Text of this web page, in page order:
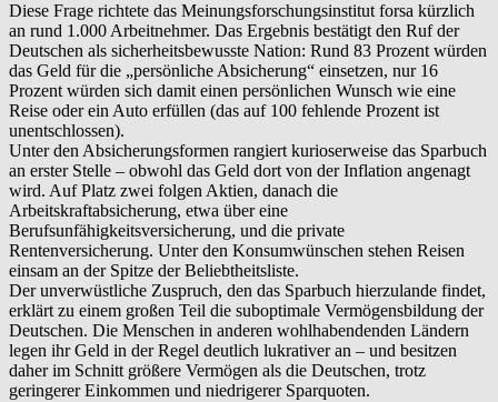
Diese Frage richtete das Meinungsforschungsinstitut forsa kürzlich
an rund 1.000 Arbeitnehmer. Das Ergebnis bestätigt den Ruf der
Deutschen als sicherheitsbewusste Nation: Rund 83 Prozent würden
das Geld für die „persönliche Absicherung“ einsetzen, nur 16
Prozent würden sich damit einen persönlichen Wunsch wie eine
Reise oder ein Auto erfüllen (das auf 100 fehlende Prozent ist
unentschlossen).
Unter den Absicherungsformen rangiert kurioserweise das Sparbuch
an erster Stelle – obwohl das Geld dort von der Inflation angenagt
wird. Auf Platz zwei folgen Aktien, danach die
Arbeitskraftabsicherung, etwa über eine
Berufsunfähigkeitsversicherung, und die private
Rentenversicherung. Unter den Konsumwünschen stehen Reisen
einsam an der Spitze der Beliebtheitsliste.
Der unverwüstliche Zuspruch, den das Sparbuch hierzulande findet,
erklärt zu einem großen Teil die suboptimale Vermögensbildung der
Deutschen. Die Menschen in anderen wohlhabendenden Ländern
legen ihr Geld in der Regel deutlich lukrativer an – und besitzen
daher im Schnitt größere Vermögen als die Deutschen, trotz
geringerer Einkommen und niedrigerer Sparquoten.